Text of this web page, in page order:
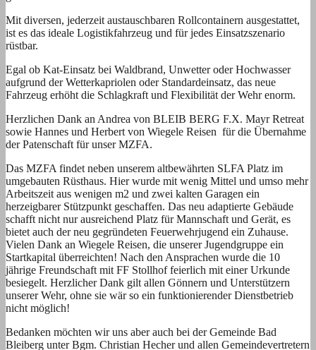
Mit diversen, jederzeit austauschbaren Rollcontainern ausgestattet,
ist es das ideale Logistikfahrzeug und für jedes Einsatzszenario
rüstbar.
Egal ob Kat-Einsatz bei Waldbrand, Unwetter oder Hochwasser
aufgrund der Wetterkapriolen oder Standardeinsatz, das neue
Fahrzeug erhöht die Schlagkraft und Flexibilität der Wehr enorm.
Herzlichen Dank an Andrea von BLEIB BERG F.X. Mayr Retreat
sowie Hannes und Herbert von Wiegele Reisen für die Übernahme
der Patenschaft für unser MZFA.
Das MZFA findet neben unserem altbewährten SLFA Platz im
umgebauten Rüsthaus. Hier wurde mit wenig Mittel und umso mehr
Arbeitszeit aus wenigen m2 und zwei kalten Garagen ein
herzeigbarer Stützpunkt geschaffen. Das neu adaptierte Gebäude
schafft nicht nur ausreichend Platz für Mannschaft und Gerät, es
bietet auch der neu gegründeten Feuerwehrjugend ein Zuhause.
Vielen Dank an Wiegele Reisen, die unserer Jugendgruppe ein
Startkapital überreichten! Nach den Ansprachen wurde die 10
jährige Freundschaft mit FF Stollhof feierlich mit einer Urkunde
besiegelt. Herzlicher Dank gilt allen Gönnern und Unterstützern
unserer Wehr, ohne sie wär so ein funktionierender Dienstbetrieb
nicht möglich!
Bedanken möchten wir uns aber auch bei der Gemeinde Bad
Bleiberg unter Bgm. Christian Hecher und allen Gemeindevertretern